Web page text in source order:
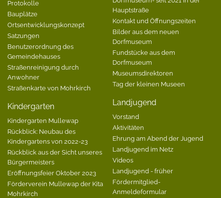
Protokolle
Bauplätze
Ortsentwicklungskonzept
Satzungen
Benutzerordnung des
Gemeindehauses
Straßenreinigung durch
Anwohner
Straßenkarte von Mohrkirch
Kindergarten
Kindergarten Mullewap
Rückblick: Neubau des
Kindergartens von 2022-23
Rückblick aus der Sicht unseres
Bürgermeisters
Eröffnungsfeier Oktober 2023
Förderverein Mullewap der Kita
Mohrkirch
Hauptstraße
Kontakt und Öffnungszeiten
Bilder aus dem neuen
Dorfmuseum
Fundstücke aus dem
Dorfmuseum
Museumsdirektoren
Tag der kleinen Museen
Landjugend
Vorstand
Aktivitäten
Ehrung am Abend der Jugend
Landjugend im Netz
Videos
Landjugend - früher
Fördermitglied-
Anmeldeformular